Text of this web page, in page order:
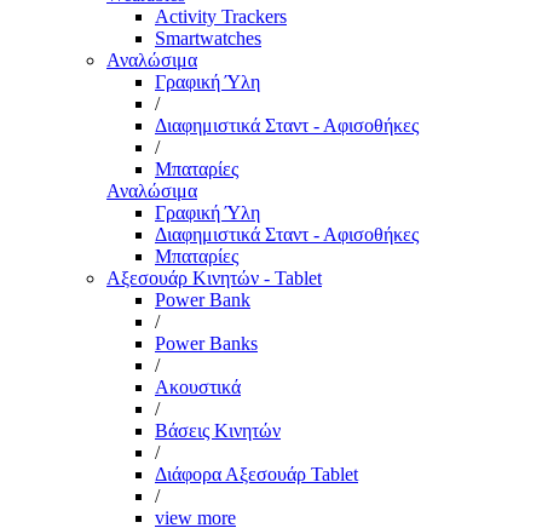
Activity Trackers
Smartwatches
Αναλώσιμα
Γραφική Ύλη
/
Διαφημιστικά Σταντ - Αφισοθήκες
/
Μπαταρίες
Αναλώσιμα
Γραφική Ύλη
Διαφημιστικά Σταντ - Αφισοθήκες
Μπαταρίες
Αξεσουάρ Κινητών - Tablet
Power Bank
/
Power Banks
/
Ακουστικά
/
Βάσεις Κινητών
/
Διάφορα Αξεσουάρ Tablet
/
view more